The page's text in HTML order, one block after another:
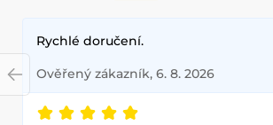
Rychlé doručení.
Ověřený zákazník, 6. 8. 2026